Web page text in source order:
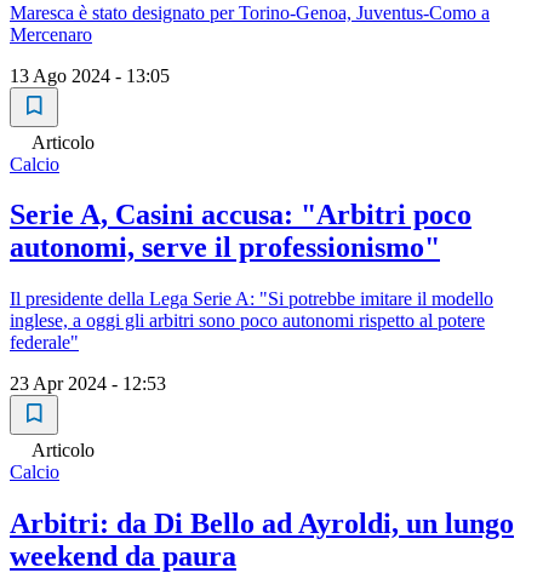
Maresca è stato designato per Torino-Genoa, Juventus-Como a
Mercenaro
13 Ago 2024 - 13:05
Articolo
Calcio
Serie A, Casini accusa: "Arbitri poco
autonomi, serve il professionismo"
Il presidente della Lega Serie A: "Si potrebbe imitare il modello
inglese, a oggi gli arbitri sono poco autonomi rispetto al potere
federale"
23 Apr 2024 - 12:53
Articolo
Calcio
Arbitri: da Di Bello ad Ayroldi, un lungo
weekend da paura